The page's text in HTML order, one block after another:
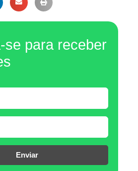
se para receber
Enviar